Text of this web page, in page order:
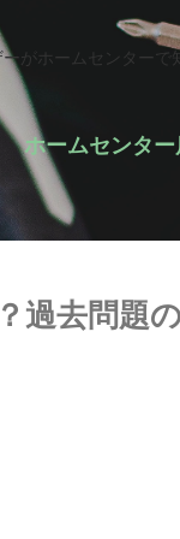
ーがホームセンター
ホームセンタ
過去問題